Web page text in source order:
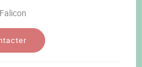
Falicon